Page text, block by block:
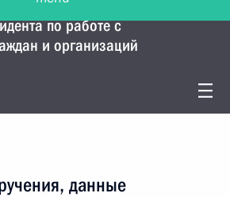
по работе с
и организаций
данные